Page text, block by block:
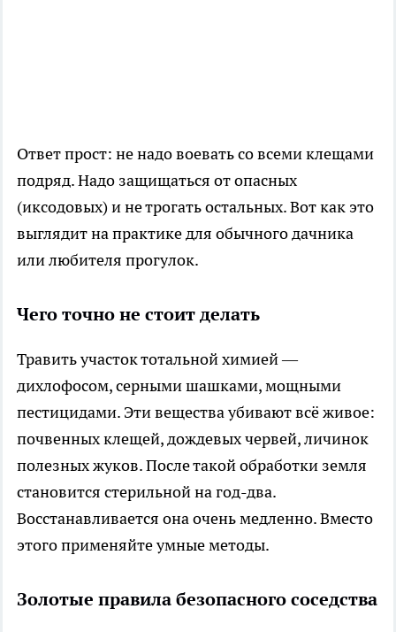
Ответ прост: не надо воевать со всеми клещами
подряд. Надо защищаться от опасных
(иксодовых) и не трогать остальных. Вот как это
выглядит на практике для обычного дачника
или любителя прогулок.
Чего точно не стоит делать
Травить участок тотальной химией —
дихлофосом, серными шашками, мощными
пестицидами. Эти вещества убивают всё живое:
почвенных клещей, дождевых червей, личинок
полезных жуков. После такой обработки земля
становится стерильной на год-два.
Восстанавливается она очень медленно. Вместо
этого применяйте умные методы.
Золотые правила безопасного соседства